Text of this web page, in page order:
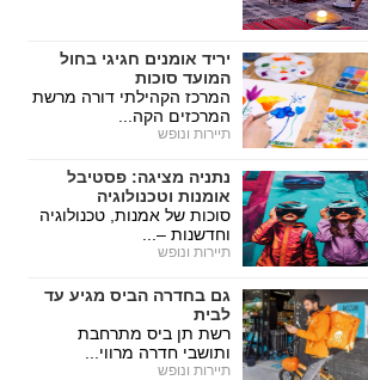
יריד אומנים חגיגי בחול
המועד סוכות
המרכז הקהילתי דורה מרשת
המרכזים הקה...
תיירות ונופש
נתניה מציגה: פסטיבל
אומנות וטכנולוגיה
סוכות של אמנות, טכנולוגיה
וחדשנות –...
תיירות ונופש
גם בחדרה הביס מגיע עד
לבית
רשת תן ביס מתרחבת
ותושבי חדרה מרווי...
תיירות ונופש